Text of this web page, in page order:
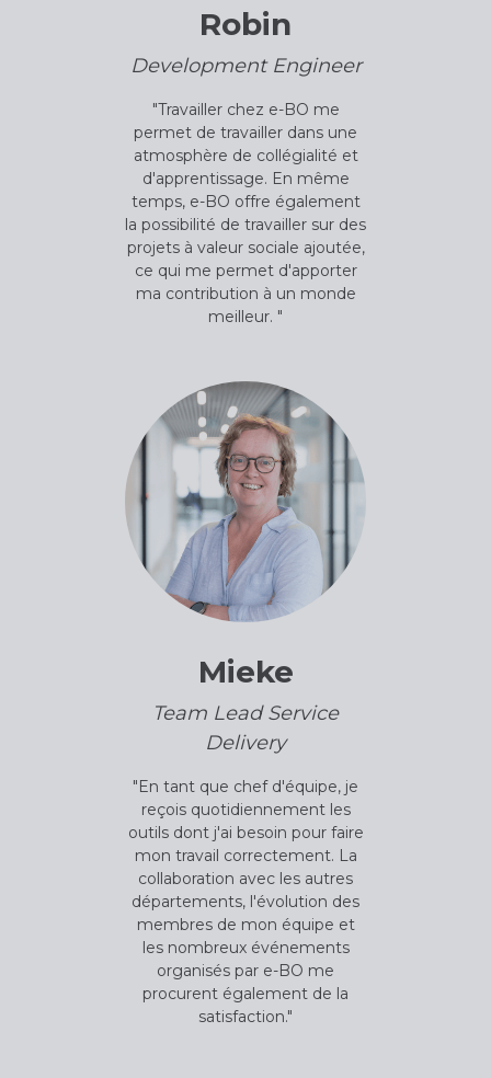
Robin
Development Engineer
"Travailler chez e-BO me
permet de travailler dans une
atmosphère de collégialité et
d'apprentissage. En même
temps, e-BO offre également
la possibilité de travailler sur des
projets à valeur sociale ajoutée,
ce qui me permet d'apporter
ma contribution à un monde
meilleur. "
Mieke
Team Lead Service
Delivery
"En tant que chef d'équipe, je
reçois quotidiennement les
outils dont j'ai besoin pour faire
mon travail correctement. La
collaboration avec les autres
départements, l'évolution des
membres de mon équipe et
les nombreux événements
organisés par e-BO me
procurent également de la
satisfaction."